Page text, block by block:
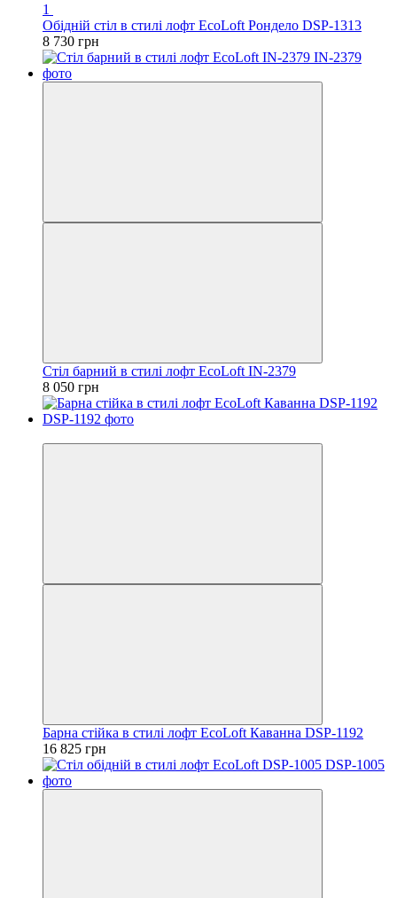
1
Обідній стіл в стилі лофт EcoLoft Рондело DSP-1313
8 730 грн
Cтіл барний в стилі лофт EcoLoft IN-2379
8 050 грн
Барна стійка в стилі лофт EcoLoft Каванна DSP-1192
16 825 грн